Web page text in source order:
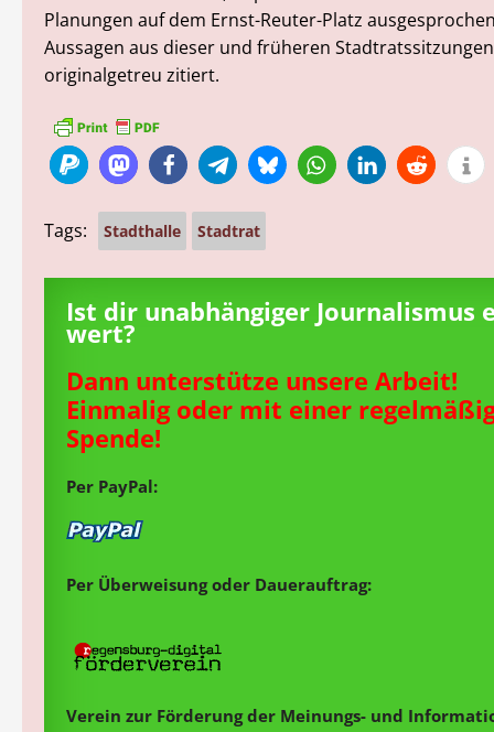
Planungen auf dem Ernst-Reuter-Platz
Aussagen aus dieser und früheren
originalgetreu zitiert.
Tags: Stadthalle Stadtrat
Ist dir unabhängiger Journalismus
wert?
Dann unterstütze unsere Arbeit!
Einmalig oder mit einer
Spende!
Per PayPal:
Per Überweisung oder Dauerauftrag:
Verein zur Förderung der Meinungs- und